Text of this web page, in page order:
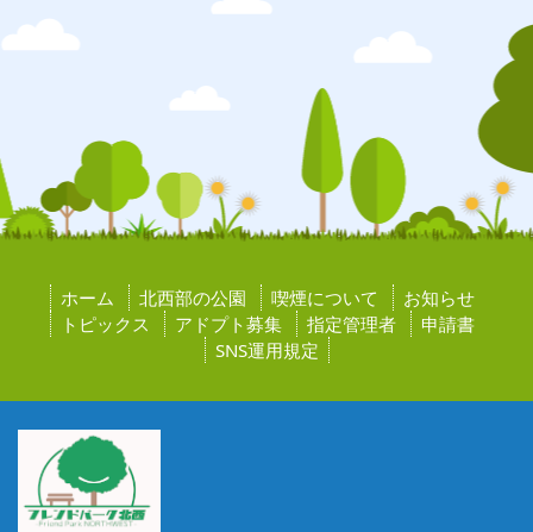
ホーム 北西部の公園 喫煙について
お知らせ
トピックス
アドプト募集 指定管理者
申請書
SNS運用規定